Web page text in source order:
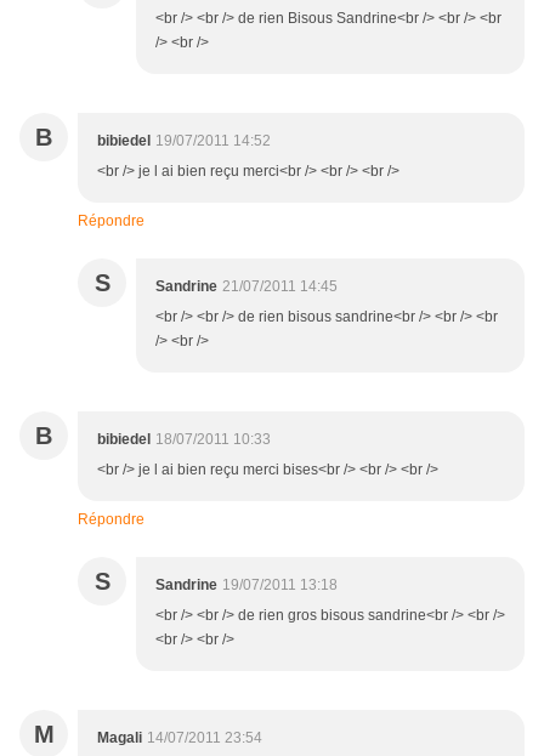
<br /> <br /> de rien Bisous Sandrine<br /> <br /> <br
/> <br />
B bibiedel 19/07/2011 14:52
<br /> je l ai bien reçu merci<br /> <br /> <br />
Répondre
S Sandrine 21/07/2011 14:45
<br /> <br /> de rien bisous sandrine<br /> <br /> <br
/> <br />
B bibiedel 18/07/2011 10:33
<br /> je l ai bien reçu merci bises<br /> <br /> <br />
Répondre
S Sandrine 19/07/2011 13:18
<br /> <br /> de rien gros bisous sandrine<br /> <br />
<br /> <br />
M Magali 14/07/2011 23:54